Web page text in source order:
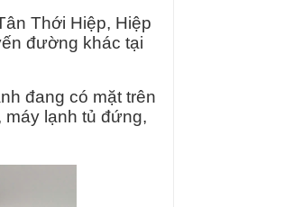
Thới Hiệp, Hiệp
đường khác tại
đang có mặt trên
lạnh tủ đứng,